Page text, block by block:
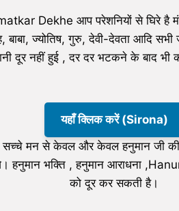
Dekhe आप परेशनियों से घिरे है
बाबा, ज्योतिष, गुरु, देवी-देवता आदि
दूर नहीं हुई , दर दर भटकने के बाद
यहाँ क्लिक करें (Sirona)
सच्चे मन से केवल और केवल हनुमान
हनुमान भक्ति , हनुमान आराधना
को दूर कर सकती है।